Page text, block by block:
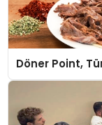
Döner Point,